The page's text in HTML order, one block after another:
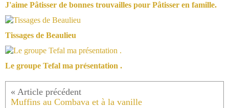
J'aime Pâtisser de bonnes trouvailles pour Pâtisser en famille.
Tissages de Beaulieu
Le groupe Tefal ma présentation .
Muffins au Combava et à la vanille